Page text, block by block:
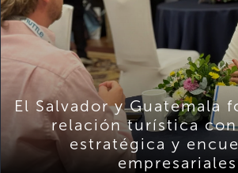
El Salvador y Guatemala
relación turística con
estratégica y
empresariales